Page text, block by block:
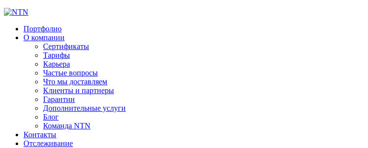
Портфолио
О компании
Сертификаты
Тарифы
Карьера
Частые вопросы
Что мы доставляем
Клиенты и партнеры
Гарантии
Дополнительные услуги
Блог
Команда NTN
Контакты
Отслеживание